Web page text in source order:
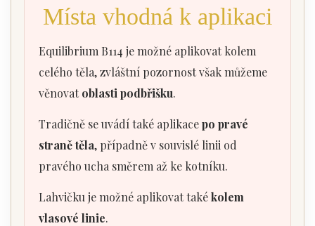
Místa vhodná k aplikaci
Equilibrium B114 je možné aplikovat kolem
celého těla, zvláštní pozornost však můžeme
věnovat oblasti podbřišku.
Tradičně se uvádí také aplikacepo pravé
straně těla, případně v souvislé linii od
pravého ucha směrem až ke kotníku.
Lahvičku je možné aplikovat takékolem
vlasové linie.